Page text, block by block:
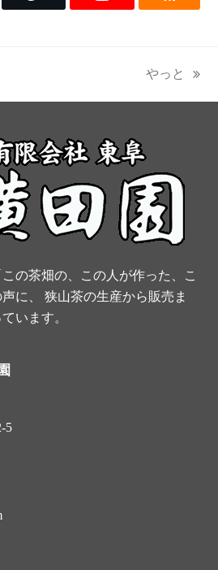
T
e
Y
b
R
next
post:
やっと
の茶畑の、この人が作った、こ
に、 狭山茶の生産から販売ま
います。
5